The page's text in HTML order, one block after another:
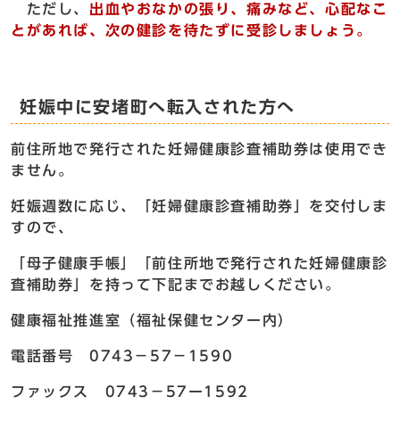
ただし、 出血やおなかの張り、痛みなど、心配なこ
とがあれば、次の健診を待たずに受診しましょう。
妊娠中に安堵町へ転入された方へ
前住所地で発行された妊婦健康診査補助券は使用でき
ません。
妊娠週数に応じ、「妊婦健康診査補助券」を交付しま
すので、
「母子健康手帳」「前住所地で発行された妊婦健康診
査補助券」を持って下記までお越しください。
健康福祉推進室（福祉保健センター内）
電話番号 0743－57－1590
ファックス 0743－57ー1592